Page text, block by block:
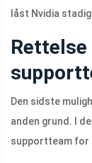
låst Nvidia
Den sidste
anden grund. I
supportteam for